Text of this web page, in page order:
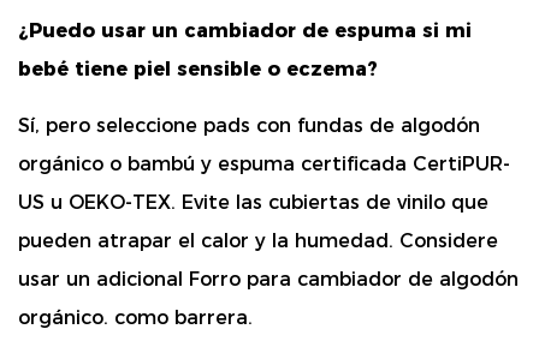
¿Puedo usar un cambiador de espuma si mi
bebé tiene piel sensible o eczema?
Sí, pero seleccione pads con fundas de algodón
orgánico o bambú y espuma certificada CertiPUR-
US u OEKO-TEX. Evite las cubiertas de vinilo que
pueden atrapar el calor y la humedad. Considere
usar un adicional Forro para cambiador de algodón
orgánico. como barrera.